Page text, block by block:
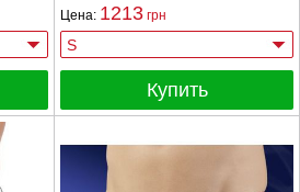
Цена: 1213 грн
Купить